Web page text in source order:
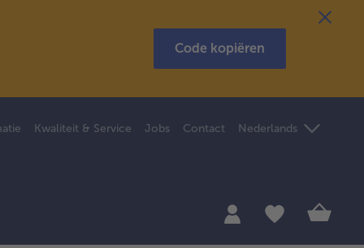
Code kopiëren
Kwaliteit & Service Jobs Contact Nederlands